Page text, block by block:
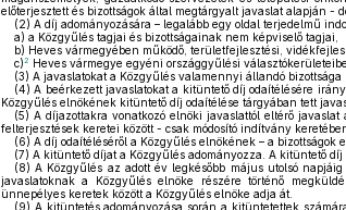
előterjesztett és bizottságok által megtárgyalt javaslat alapján -
(2) A díj adományozására – legalább egy oldal terjedelmű
a) a Közgyűlés tagjai és bizottságainak nem képviselő tagjai,
b) Heves vármegyében működő, területfejlesztési,
c)2 Heves vármegye egyéni országgyűlési
(3) A javaslatokat a Közgyűlés valamennyi állandó bizottsága
(4) A beérkezett javaslatokat a kitüntető díj odaítélésére
Közgyűlés elnökének kitüntető díj odaítélése tárgyában tett
(5) A díjazottakra vonatkozó elnöki javaslattól eltérő javaslat
felterjesztések keretei között - csak módosító indítvány
(6) A díj odaítéléséről a Közgyűlés elnökének – a bizottságok
(7) A kitüntető díjat a Közgyűlés adományozza. A kitüntető
(8) A Közgyűlés az adott év legkésőbb május utolsó
javaslatoknak a Közgyűlés elnöke részére történő
ünnepélyes keretek között a Közgyűlés elnöke adja át.
(9) A kitüntetés adományozása során a kitüntetettek